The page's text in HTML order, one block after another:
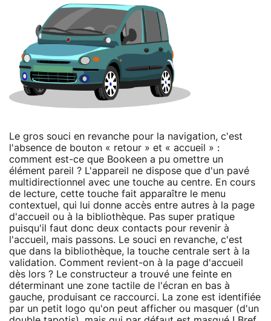
Le gros souci en revanche pour la navigation, c'est
l'absence de bouton « retour » et « accueil » :
comment est-ce que Bookeen a pu omettre un
élément pareil ? L'appareil ne dispose que d'un pavé
multidirectionnel avec une touche au centre. En cours
de lecture, cette touche fait apparaître le menu
contextuel, qui lui donne accès entre autres à la page
d'accueil ou à la bibliothèque. Pas super pratique
puisqu'il faut donc deux contacts pour revenir à
l'accueil, mais passons. Le souci en revanche, c'est
que dans la bibliothèque, la touche centrale sert à la
validation. Comment revient-on à la page d'accueil
dès lors ? Le constructeur a trouvé une feinte en
déterminant une zone tactile de l'écran en bas à
gauche, produisant ce raccourci. La zone est identifiée
par un petit logo qu'on peut afficher ou masquer (d'un